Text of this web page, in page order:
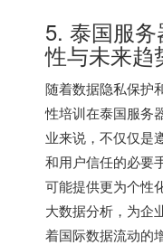
5. 泰国服
性与未来趋
随着数据隐私保护
性培训在泰国服务
业来说，不仅仅是
和用户信任的必要
可能提供更为个性
大数据分析，为企
着国际数据流动的